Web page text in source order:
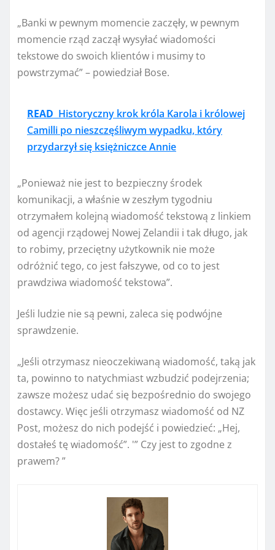
„Banki w pewnym momencie zaczęły, w pewnym
momencie rząd zaczął wysyłać wiadomości
tekstowe do swoich klientów i musimy to
powstrzymać” – powiedział Bose.
READ Historyczny krok króla Karola i królowej
Camilli po nieszczęśliwym wypadku, który
przydarzył się księżniczce Annie
„Ponieważ nie jest to bezpieczny środek
komunikacji, a właśnie w zeszłym tygodniu
otrzymałem kolejną wiadomość tekstową z linkiem
od agencji rządowej Nowej Zelandii i tak długo, jak
to robimy, przeciętny użytkownik nie może
odróżnić tego, co jest fałszywe, od co to jest
prawdziwa wiadomość tekstowa”.
Jeśli ludzie nie są pewni, zaleca się podwójne
sprawdzenie.
„Jeśli otrzymasz nieoczekiwaną wiadomość, taką jak
ta, powinno to natychmiast wzbudzić podejrzenia;
zawsze możesz udać się bezpośrednio do swojego
dostawcy. Więc jeśli otrzymasz wiadomość od NZ
Post, możesz do nich podejść i powiedzieć: „Hej,
dostałeś tę wiadomość”. '” Czy jest to zgodne z
prawem? ”